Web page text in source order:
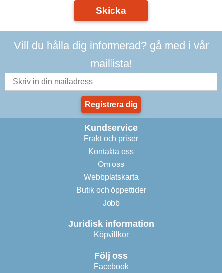
Skicka
Vill du hålla dig informerad? gå med i vår
maillista!
Registrera dig
Kundservice
Frakt och priser
Kontakta oss
Om oss
Webbplatskarta
Butik och öppettider
Jobb
Juridisk information
Köpvillkor
Följ oss
Facebook